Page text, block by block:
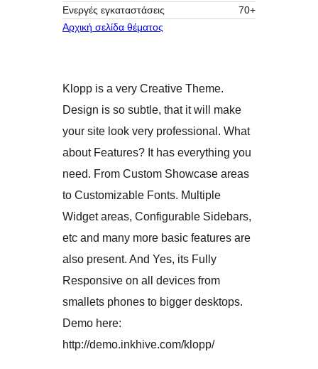
Ενεργές εγκαταστάσεις
70+
Αρχική σελίδα θέματος
Klopp is a very Creative Theme.
Design is so subtle, that it will make
your site look very professional. What
about Features? It has everything you
need. From Custom Showcase areas
to Customizable Fonts. Multiple
Widget areas, Configurable Sidebars,
etc and many more basic features are
also present. And Yes, its Fully
Responsive on all devices from
smallets phones to bigger desktops.
Demo here:
http://demo.inkhive.com/klopp/